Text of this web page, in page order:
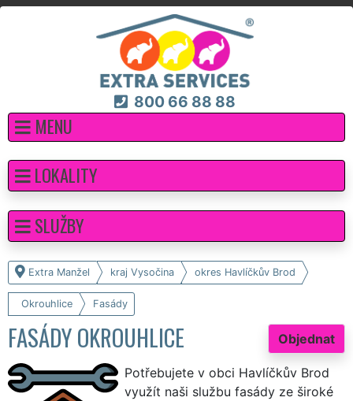
800 66 88 88
MENU
Extra Manžel kraj Vysočina okres Havlíčkův Brod
Okrouhlice Fasády
Objednat
FASÁDY OKROUHLICE
Potřebujete v obci Havlíčkův Brod
využít naši službu fasády ze široké
LOKALITY
SLUŽBY